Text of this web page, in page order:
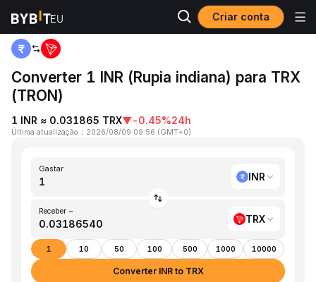
Criar conta
Página inicial
Converter 1 INR (Rupia indiana) para TRX
(TRON)
1 INR ≈ 0.031865 TRX▼-0.45%24h
Última atualização ： 2026/08/09 09:56 (GMT+0)
Gastar
INR
Receber ~
TRX
1 10 50 100 500 1000 10000
Converter INR to TRX